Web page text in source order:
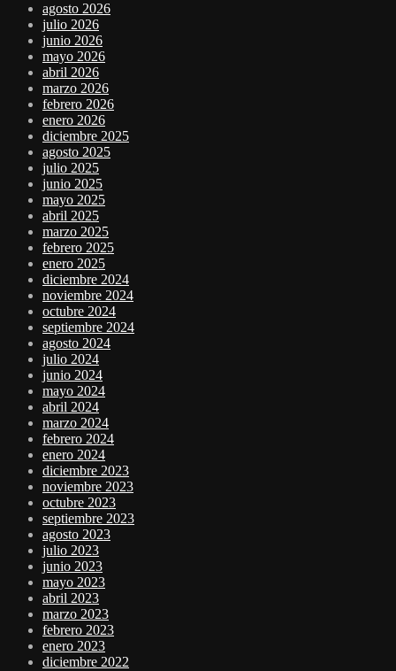
agosto 2026
julio 2026
junio 2026
mayo 2026
abril 2026
marzo 2026
febrero 2026
enero 2026
diciembre 2025
agosto 2025
julio 2025
junio 2025
mayo 2025
abril 2025
marzo 2025
febrero 2025
enero 2025
diciembre 2024
noviembre 2024
octubre 2024
septiembre 2024
agosto 2024
julio 2024
junio 2024
mayo 2024
abril 2024
marzo 2024
febrero 2024
enero 2024
diciembre 2023
noviembre 2023
octubre 2023
septiembre 2023
agosto 2023
julio 2023
junio 2023
mayo 2023
abril 2023
marzo 2023
febrero 2023
enero 2023
diciembre 2022